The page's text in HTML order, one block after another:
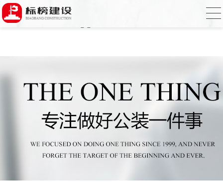
哈密瓜视频,哈密瓜视频app,哈密瓜视频下
载,哈密瓜视频app下载安装